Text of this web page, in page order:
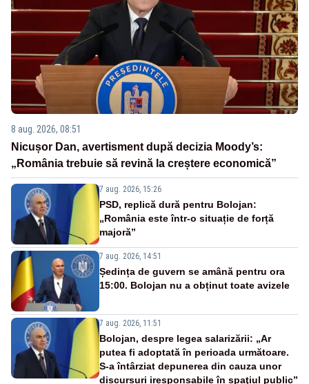
8 aug. 2026, 08:51
Nicușor Dan, avertisment după decizia Moody’s:
„România trebuie să revină la creștere economică”
7 aug. 2026, 15:26
PSD, replică dură pentru Bolojan:
„România este într-o situație de forță
majoră”
7 aug. 2026, 14:51
Ședința de guvern se amână pentru ora
15:00. Bolojan nu a obținut toate avizele
7 aug. 2026, 11:51
Bolojan, despre legea salarizării: „Ar
putea fi adoptată în perioada următoare.
S-a întârziat depunerea din cauza unor
discursuri iresponsabile în spaţiul public”